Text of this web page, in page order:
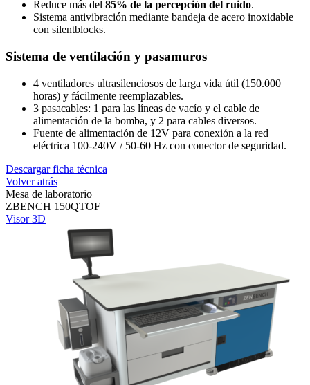
Reduce más del 85% de la percepción del ruido.
Sistema antivibración mediante bandeja de acero inoxidable
con silentblocks.
Sistema de ventilación y pasamuros
4 ventiladores ultrasilenciosos de larga vida útil (150.000
horas) y fácilmente reemplazables.
3 pasacables: 1 para las líneas de vacío y el cable de
alimentación de la bomba, y 2 para cables diversos.
Fuente de alimentación de 12V para conexión a la red
eléctrica 100-240V / 50-60 Hz con conector de seguridad.
Descargar ficha técnica
Volver atrás
Mesa de laboratorio
ZBENCH 150QTOF
Visor 3D